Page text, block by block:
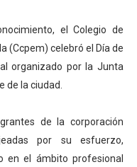
el Colegio de
(Ccpem) celebró el Día de
organizado por la Junta
de la ciudad.
de la corporación
por su esfuerzo,
en el ámbito profesional